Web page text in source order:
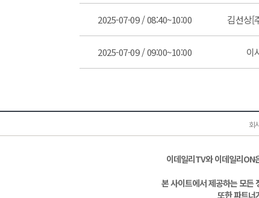
2025-07-09 / 08:40~10:00 김선상[
2025-07-09 / 09:00~10:00 이
회
이데일리TV와 이데일리ON
본 사이트에서 제공하는 모든
또한 파트너